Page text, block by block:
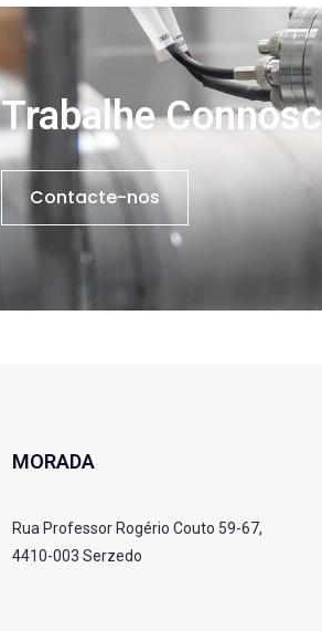
Trabalhe
Contacte-nos
MORADA
Rua Professor Rogério Couto 59-67,
4410-003 Serzedo